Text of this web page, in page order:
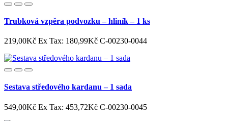
Trubková vzpěra podvozku – hliník – 1 ks
219,00Kč Ex Tax: 180,99Kč C-00230-0044
Sestava středového kardanu – 1 sada
549,00Kč Ex Tax: 453,72Kč C-00230-0045